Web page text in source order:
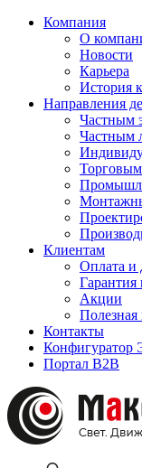
Компания
О
Новости
Карьера
История
Направления
Частным
Частным
Клиентам
Оплата и
Гарантия
Акции
Контакты
Конфигуратор
Портал B2B